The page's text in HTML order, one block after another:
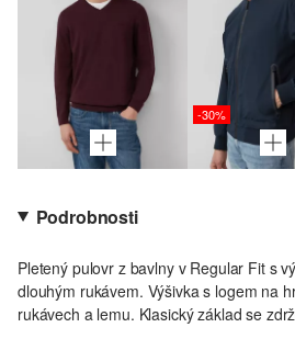
-30%
Podrobnosti
Pletený pulovr z bavlny v Regular Fit s
dlouhým rukávem. Výšivka s logem na
rukávech a lemu. Klasický základ se